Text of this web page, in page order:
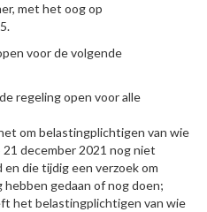
met het oog op
voor de volgende
regeling open voor alle
om belastingplichtigen van wie
december 2021 nog niet
die tijdig een verzoek om
gedaan of nog doen;
het belastingplichtigen van wie